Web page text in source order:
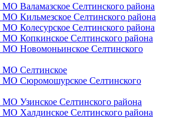
Валамазское Селтинского района
Кильмезское Селтинского района
Колесурское Селтинского района
Копкинское Селтинского района
Новомоньинское Селтинского
МО Селтинское
МО Сюромошурское Селтинского
Узинское Селтинского района
Халдинское Селтинского района